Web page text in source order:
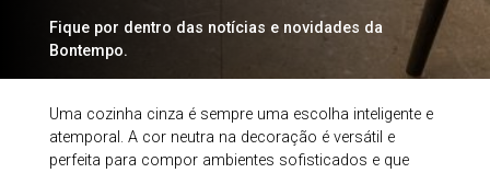
Fique por dentro das notícias e novidades da
Bontempo.
Uma cozinha cinza é sempre uma escolha inteligente e
atemporal. A cor neutra na decoração é versátil e
perfeita para compor ambientes sofisticados e que